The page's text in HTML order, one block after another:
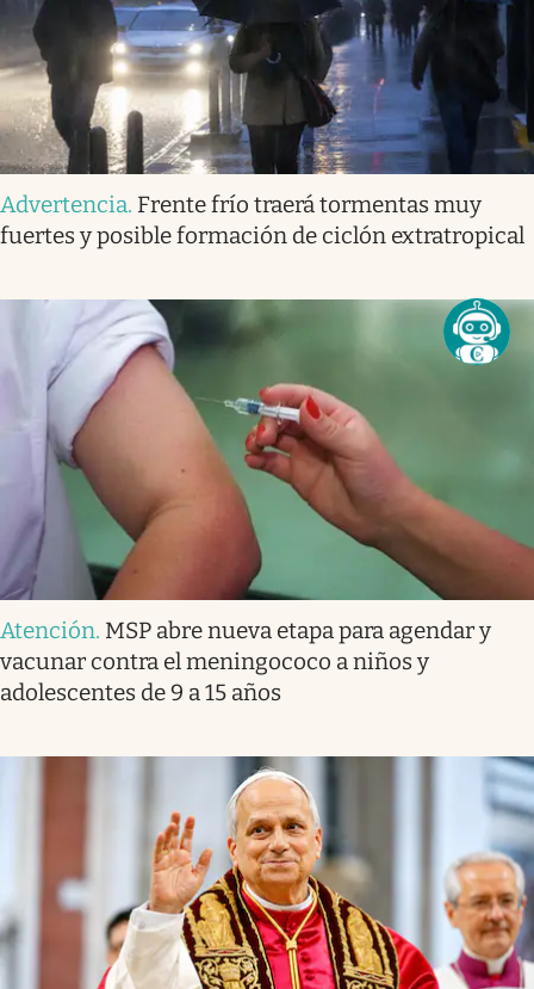
Advertencia. Frente frío traerá tormentas muy
fuertes y posible formación de ciclón extratropical
Atención. MSP abre nueva etapa para agendar y
vacunar contra el meningococo a niños y
adolescentes de 9 a 15 años